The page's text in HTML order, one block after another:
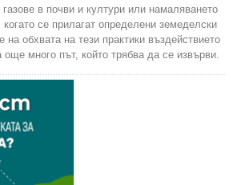
в почви и култури или намаляването
се прилагат определени земеделски
на обхвата на тези практики въздействието
много път, който трябва да се извърви.